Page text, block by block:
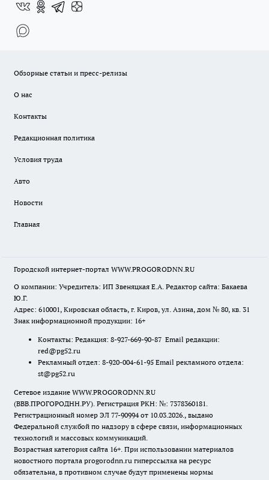
Обзорные статьи и пресс-релизы
О нас
Контакты
Редакционная политика
Условия труда
Авто
Новости
Главная
Городской интернет-портал WWW.PROGORODNN.RU
О компании: Учредитель: ИП Звеняцкая Е.А. Редактор сайта: Бакаева
Ю.Г.
Адрес: 610001, Кировская область, г. Киров, ул. Азина, дом № 80, кв. 31
Знак информационной продукции: 16+
Контакты: Редакция: 8-927-669-90-87 Email редакции:
red@pg52.ru
Рекламный отдел: 8-920-004-61-95 Email рекламного отдела:
st@pg52.ru
Сетевое издание WWW.PROGORODNN.RU
(ВВВ.ПРОГОРОДНН.РУ). Регистрация РКН: №: 7378360181.
Регистрационный номер ЭЛ 77-90994 от 10.03.2026., выдано
Федеральной службой по надзору в сфере связи, информационных
технологий и массовых коммуникаций.
Возрастная категория сайта 16+. При использовании материалов
новостного портала progorodnn.ru гиперссылка на ресурс
обязательна, в противном случае будут применены нормы